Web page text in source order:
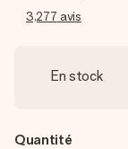
3,277 avis
En stock
Quantité